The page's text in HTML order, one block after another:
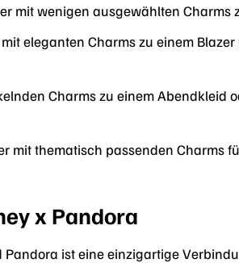
mit wenigen ausgewählten Charms
eleganten Charms zu einem
Charms zu einem Abendkleid
mit thematisch passenden Charms
x Pandora
ist eine einzigartige